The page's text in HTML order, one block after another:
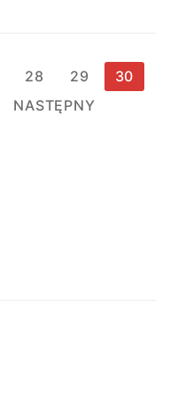
28 29
30
NASTĘPNY